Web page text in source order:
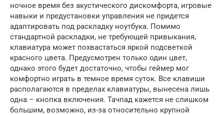
ночное время без акустического дискомфорта, игровые
навыки и предустановки управления не придется
адаптировать под раскладку ноутбука. Помимо
стандартной раскладки, не требующей привыкания,
клавиатура может похвастаться яркой подсветкой
красного цвета. Предусмотрен только один цвет,
однако этого будет достаточно, чтобы геймер мог
комфортно играть в темное время суток. Все клавиши
располагаются в пределах клавиатуры, вынесена лишь
одна – кнопка включения. Тачпад кажется не слишком
большим, возможно, из-за относительно крупной